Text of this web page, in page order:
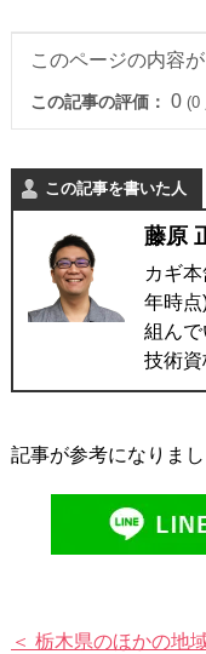
このページの内容
この記事の評価： 0 (0
この記事を書いた人
藤原
カギ
年時
組ん
技術
記事が参考になりま
＜ 栃木県のほかの地